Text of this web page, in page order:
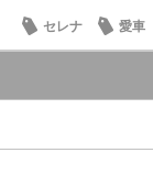
セレナ 愛車